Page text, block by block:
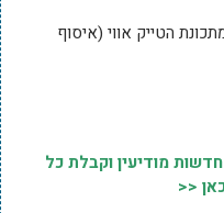
הטייק אווי (איסוף
מודיעין וקבלת כל
<<